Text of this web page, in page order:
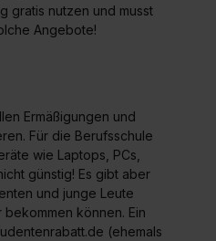
gratis nutzen und musst
Angebote!
Ermäßigungen und
Für die Berufsschule
wie Laptops, PCs,
günstig! Es gibt aber
und junge Leute
können. Ein
(ehemals